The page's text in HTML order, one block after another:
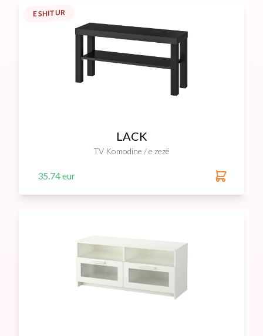
E SHITUR
LACK
TV Komodine / e zezë
35.74 eur